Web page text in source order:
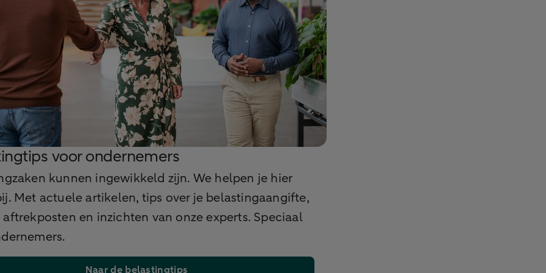
voor ondernemers
kunnen ingewikkeld zijn. We helpen je hier
Met actuele artikelen, tips over je belastingaangifte,
en inzichten van onze experts. Speciaal
Naar de belastingtips